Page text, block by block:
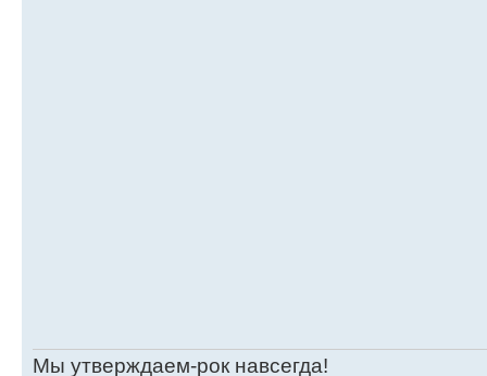
Мы утверждаем-рок навсегда!